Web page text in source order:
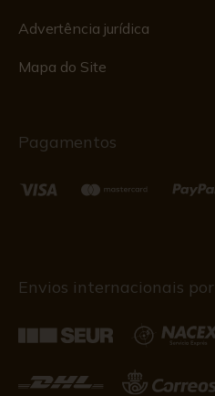
Advertência jurídica
Mapa do Site
Pagamentos
Envios internacionais por